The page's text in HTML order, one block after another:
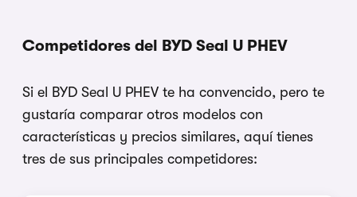
Competidores del BYD Seal U PHEV
Si el BYD Seal U PHEV te ha convencido, pero te
gustaría comparar otros modelos con
características y precios similares, aquí tienes
tres de sus principales competidores: